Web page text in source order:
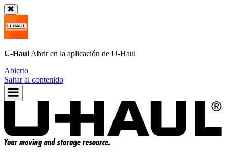
U-Haul Abrir en la aplicación de U-Haul
Abierto
Saltar al contenido